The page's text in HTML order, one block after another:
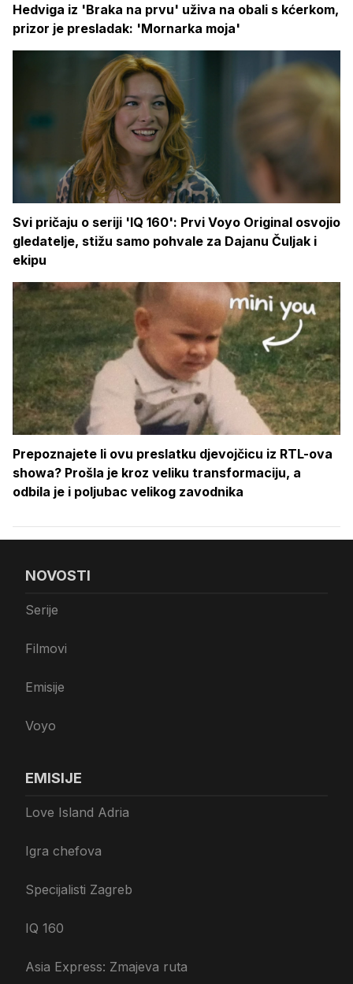
Hedviga iz 'Braka na prvu' uživa na obali s kćerkom,
prizor je presladak: 'Mornarka moja'
Svi pričaju o seriji 'IQ 160': Prvi Voyo Original osvojio
gledatelje, stižu samo pohvale za Dajanu Čuljak i
ekipu
Prepoznajete li ovu preslatku djevojčicu iz RTL-ova
showa? Prošla je kroz veliku transformaciju, a
odbila je i poljubac velikog zavodnika
NOVOSTI
Serije
Filmovi
Emisije
Voyo
EMISIJE
Love Island Adria
Igra chefova
Specijalisti Zagreb
IQ 160
Asia Express: Zmajeva ruta